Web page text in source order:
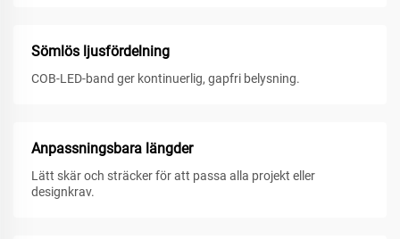
Sömlös ljusfördelning
COB-LED-band ger kontinuerlig, gapfri belysning.
Anpassningsbara längder
Lätt skär och sträcker för att passa alla projekt eller
designkrav.